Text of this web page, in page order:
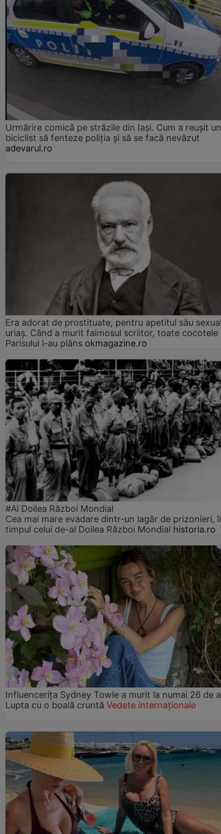
Urmărire comică pe străzile din Iași. Cum a reușit un
biciclist să fenteze poliția și să se facă nevăzut
adevarul.ro
Era adorat de prostituate, pentru apetitul său
uriaș. Când a murit faimosul scriitor, toate cocotele
Parisului l-au plâns okmagazine.ro
#Al Doilea Război Mondial
Cea mai mare evadare dintr-un lagăr de prizonieri,
timpul celui de-al Doilea Război Mondial historia.ro
Influencerița Sydney Towle a murit la numai 26 de
Lupta cu o boală cruntă Vedete internaționale